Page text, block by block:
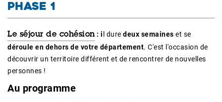
PHASE 1
Le séjour de cohésion: i l dure deux semaines et se
déroule en dehors de votre département. C'est l'occasion de
découvrir un territoire différent et de rencontrer de nouvelles
personnes !
Au programme